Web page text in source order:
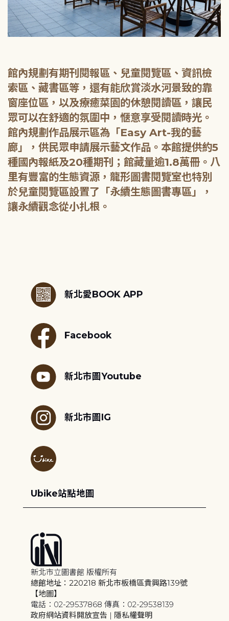
館內規劃有期刊閱報區、兒童閱覽區、資訊檢
索區、藏書區等，還有能欣賞淡水河景致的靠
窗座位區，以及療癒菜園的休憩閱讀區，讓民
眾可以在舒適的氛圍中，愜意享受閱讀時光。
館內規劃作品展示區為「Easy Art-我的藝
廊」，供民眾申請展示藝文作品。本館提供約5
種國內報紙及20種期刊；館藏量逾1.8萬冊。八
里有豐富的生態資源，龍形圖書閱覽室也特別
於兒童閱覽區設置了「永續生態圖書專區」，
新北愛BOOK APP
Facebook
新北市圖Youtube
新北市圖IG
Ubike站點地圖
新北市立圖書館 版權所有
總館地址：220218 新北市板橋區貴興路139號
【地圖】
電話：02-29537868 傳真：02-29538139
政府網站資料開放宣告 | 隱私權聲明